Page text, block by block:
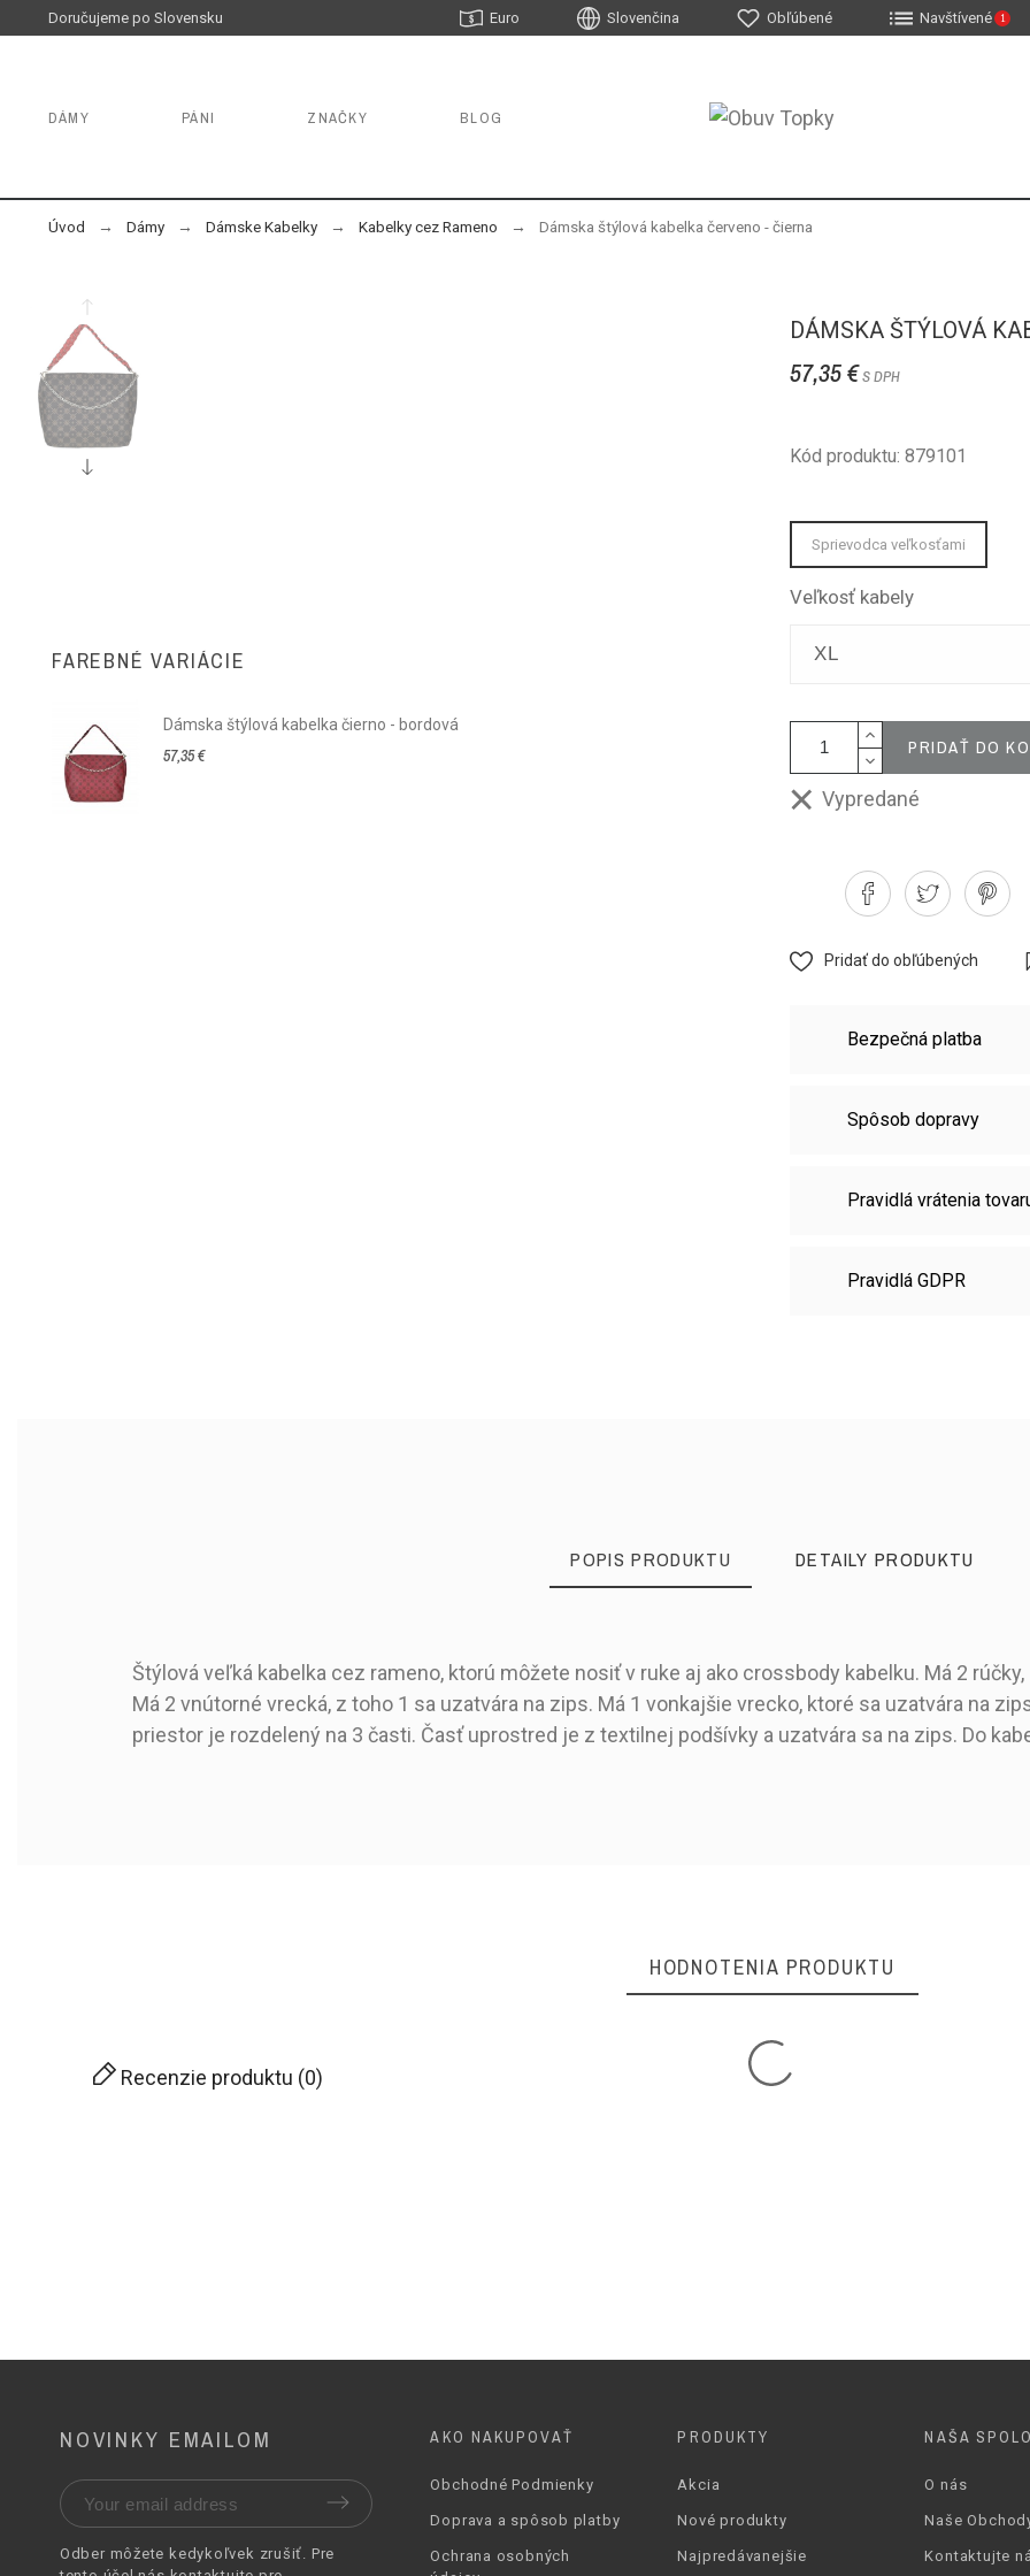
Doručujeme po Slovensku Navštívené 1
Obľúbené
Slovenčina
Euro
DÁMY PÁNI ZNAČKY BLOG
Úvod Dámy Dámske Kabelky Kabelky cez Rameno Dámska štýlová kabelka červeno - čierna
FAREBNÉ VARIÁCIE
Dámska štýlová kabelka čierno - bordová
57,35 €
DÁMSKA ŠTÝLOVÁ
57,35 €S DPH
Kód produktu: 879101
Sprievodca veľkosťami
Veľkosť kabely
PRIDAŤ DO
Vypredané
Pridať do obľúbených
Bezpečná platba
Spôsob dopravy
Pravidlá vrátenia
Pravidlá GDPR
POPIS PRODUKTU DETAILY PRODUKTU
Štýlová veľká kabelka cez rameno, ktorú môžete nosiť v ruke aj ako crossbody kabelku. Má 2
Má 2 vnútorné vrecká, z toho 1 sa uzatvára na zips. Má 1 vonkajšie vrecko, ktoré sa uzatvára na
priestor je rozdelený na 3 časti. Časť uprostred je z textilnej podšívky a uzatvára sa na zips. Do
Kód produktu:879101
Dostupné od:2021-12-01
42 cm
Rozmer - Hĺbka
Vnútorné Vrecká
Vonkajšie Vrecká
HODNOTENIA PRODUKTU
Recenzie produktu (0)
NOVINKY EMAILOM
Odber môžete kedykoľvek zrušiť. Pre
AKO NAKUPOVAŤ
Obchodné Podmienky
Doprava a spôsob platby
Ochrana osobných
PRODUKTY
Akcia
Nové produkty
Najpredávanejšie
NAŠA
O nás
Naše
Kontaktujte